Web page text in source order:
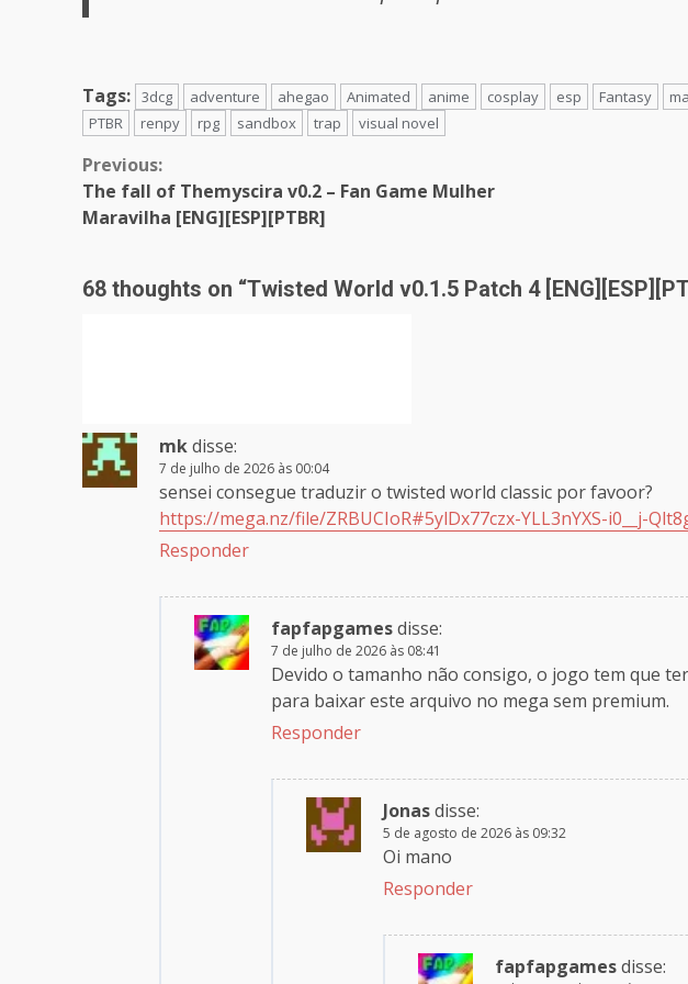
Tags: 3dcg adventure ahegao Animated anime cosplay esp Fantasy
PTBR
renpy rpg sandbox trap visual novel
Continue
Reading
Previous:
The fall of Themyscira v0.2 – Fan Game Mulher
Maravilha [ENG][ESP][PTBR]
68 thoughts on “Twisted World v0.1.5 Patch 4
mkdisse:
7 de julho de 2026 às 00:04
sensei consegue traduzir o twisted world classic por favoor?
https://mega.nz/file/ZRBUCIoR#5ylDx77czx-YLL3nYXS-i0__j-
Responder
fapfapgamesdisse:
7 de julho de 2026 às 08:41
Devido o tamanho não consigo, o jogo tem que
para baixar este arquivo no mega sem premium.
Responder
Jonasdisse:
5 de agosto de 2026 às 09:32
Oi mano
Responder
fapfapgamesdisse: